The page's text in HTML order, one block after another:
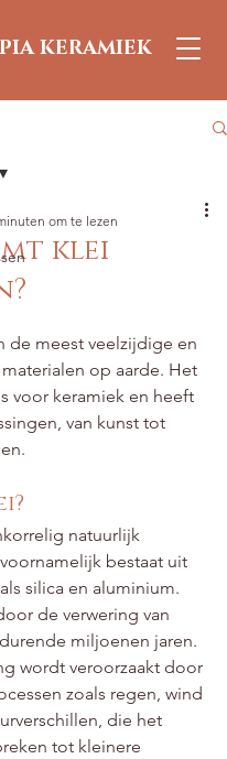
KERAMIEK
klei
om te lezen
de meest veelzijdige en
op aarde. Het
voor keramiek en heeft
van kunst tot
natuurlijk
bestaat uit
silica en aluminium.
de verwering van
miljoenen jaren.
wordt veroorzaakt door
zoals regen, wind
die het
tot kleinere